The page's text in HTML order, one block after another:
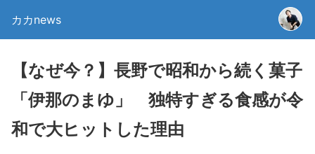
カカnews
【なぜ今？】長野で昭和から続く菓子
「伊那のまゆ」 独特すぎる食感が令
和で大ヒットした理由